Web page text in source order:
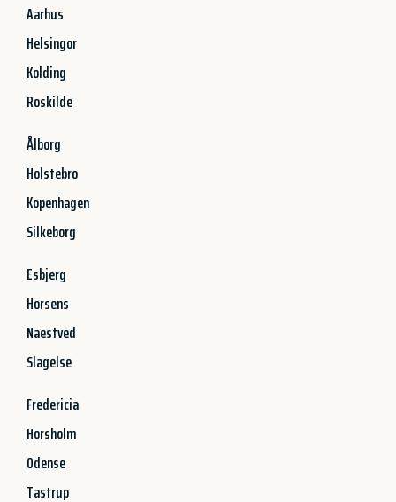
Aarhus
Helsingor
Kolding
Roskilde
Ålborg
Holstebro
Kopenhagen
Silkeborg
Esbjerg
Horsens
Naestved
Slagelse
Fredericia
Horsholm
Odense
Tastrup